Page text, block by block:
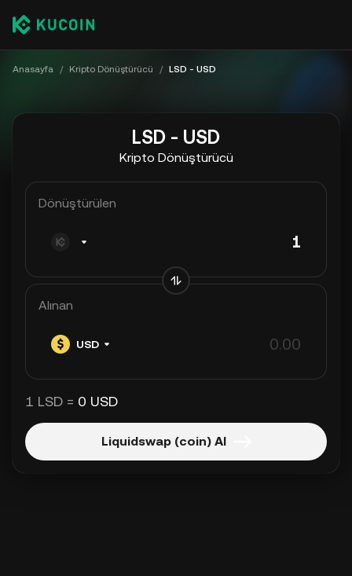
Anasayfa / Kripto Dönüştürücü / LSD - USD
LSD - USD
Kripto Dönüştürücü
Dönüştürülen
Alınan
USD
1 LSD = 0 USD
Liquidswap (coin) Al